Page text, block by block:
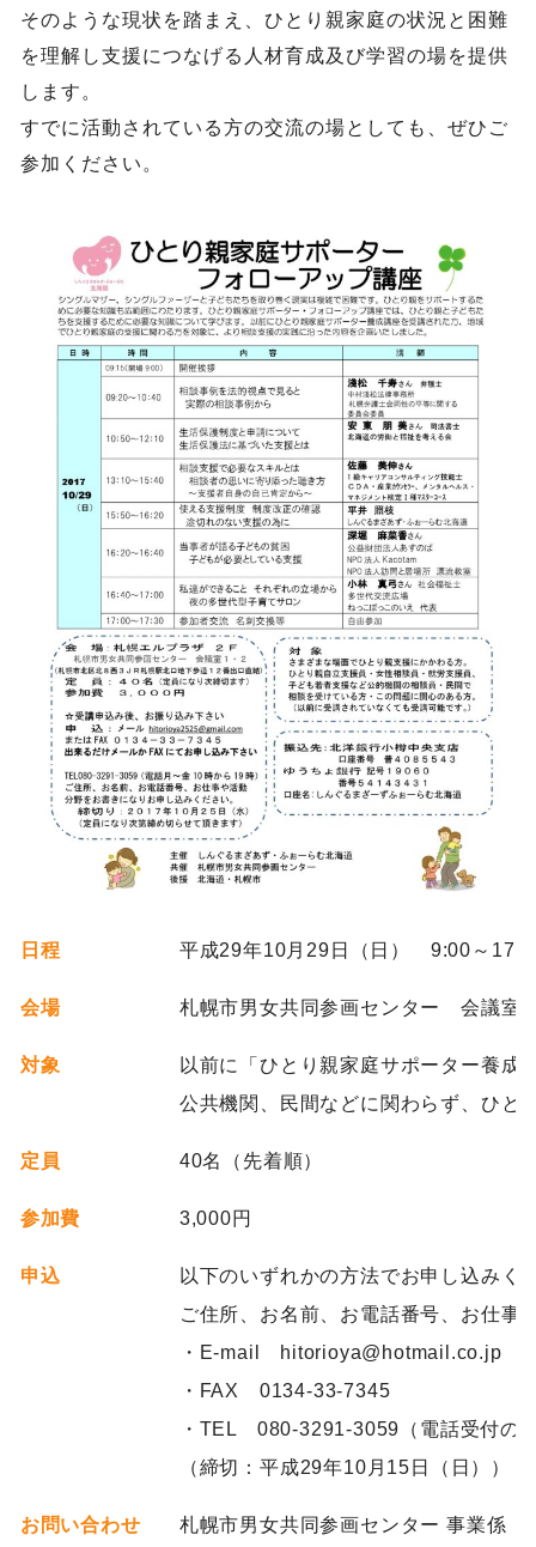
そのような現状を踏まえ、ひとり親家庭の状況と困難
を理解し支援につなげる人材育成及び学習の場を提供
します。
すでに活動されている方の交流の場としても、ぜひご
参加ください。
日程 平成29年10月29日（日） 9:00～
会場 札幌市男女共同参画センター 会議室
対象
以前に「ひとり親家庭サポーター養成
公共機関、民間などに関わらず、ひと
定員 40名（先着順）
参加費 3,000円
申込
以下のいずれかの方法でお申し込みく
ご住所、お名前、お電話番号、お仕事
・E-mail hitorioya@hotmail.co.jp
・FAX 0134-33-7345
・TEL 080-3291-3059（電話受付の
（締切：平成29年10月15日（日））
お問い合わせ 札幌市男女共同参画センター 事業係